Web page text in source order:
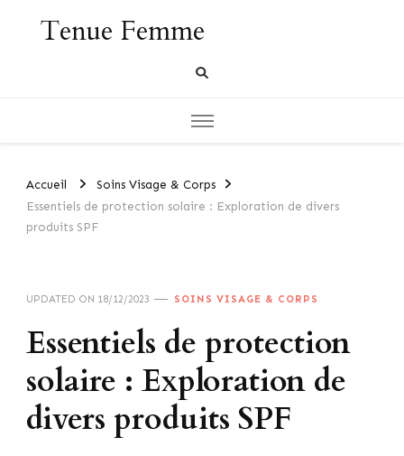
Tenue Femme
Accueil
Soins Visage & Corps
Essentiels de protection solaire : Exploration de divers
produits SPF
UPDATED ON 18/12/2023 SOINS VISAGE & CORPS
Essentiels de protection
solaire : Exploration de
divers produits SPF